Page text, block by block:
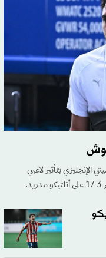
الإنجليزي بتأثير لاعبي